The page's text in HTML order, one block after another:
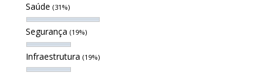
Saúde (31%)
Segurança (19%)
Infraestrutura (19%)